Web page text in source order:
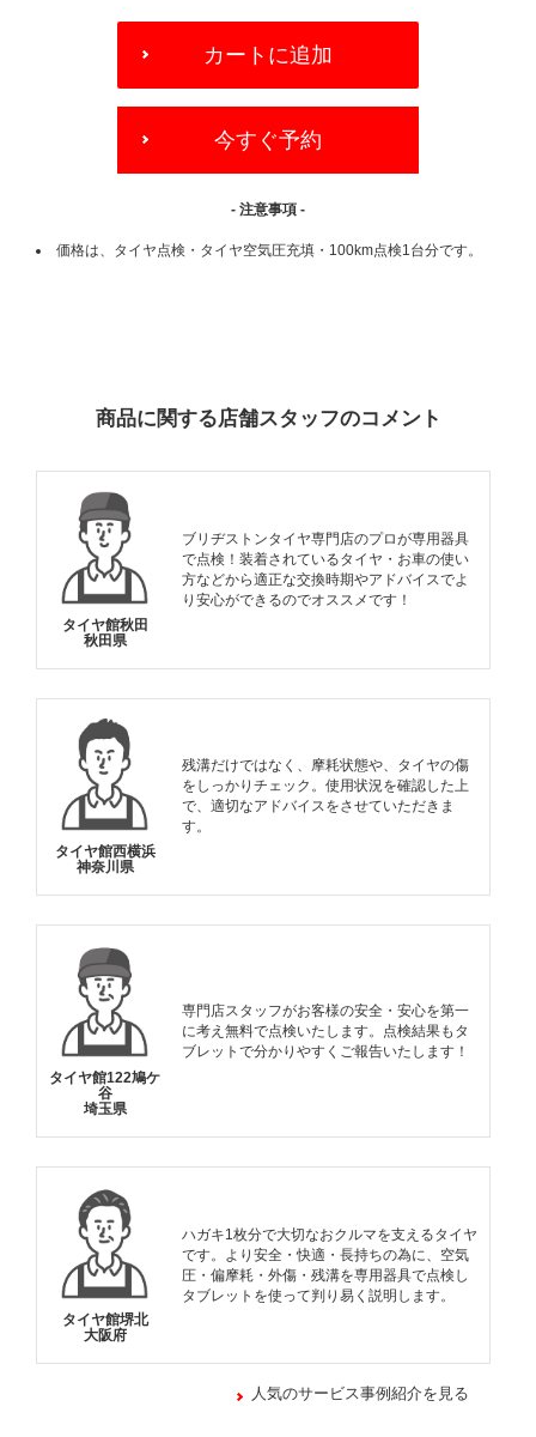
OPTIONS
カートに追加
今すぐ予約
- 注意事項 -
価格は、タイヤ点検・タイヤ空気圧充填・100km点検1台分です。
商品に関する店舗スタッフのコメント
タイヤ館秋田
秋田県
ブリヂストンタイヤ専門店のプロが専用器具
で点検！装着されているタイヤ・お車の使い
方などから適正な交換時期やアドバイスでよ
り安心ができるのでオススメです！
タイヤ館西横浜
神奈川県
残溝だけではなく、摩耗状態や、タイヤの傷
をしっかりチェック。使用状況を確認した上
で、適切なアドバイスをさせていただきま
す。
タイヤ館122鳩ケ
谷
埼玉県
専門店スタッフがお客様の安全・安心を第一
に考え無料で点検いたします。点検結果もタ
ブレットで分かりやすくご報告いたします！
タイヤ館堺北
大阪府
ハガキ1枚分で大切なおクルマを支えるタイヤ
です。より安全・快適・長持ちの為に、空気
圧・偏摩耗・外傷・残溝を専用器具で点検し
タブレットを使って判り易く説明します。
人気のサービス事例紹介を見る